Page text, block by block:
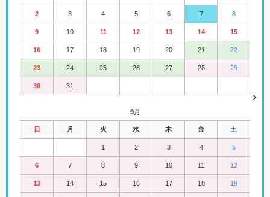
2 3 4 5 6 7 8
9 10 11 12 13 14 15
16 17 18 19 20 21 22
23 24 25 26 27 28 29
30 31
9月
日 月 火 水 木 金 土
1 2 3 4 5
6 7 8 9 10 11 12
13 14 15 16 17 18 19